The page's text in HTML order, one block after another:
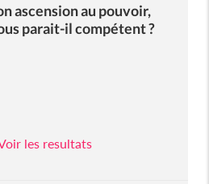
ascension au pouvoir,
parait-il compétent ?
les resultats